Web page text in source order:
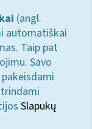
(angl.
automatiškai
Taip pat
Savo
Slapukų